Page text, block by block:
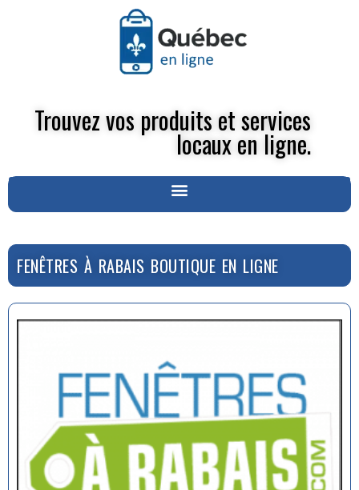
Trouvez vos produits et services
locaux en ligne.
FENÊTRES À RABAIS BOUTIQUE EN LIGNE